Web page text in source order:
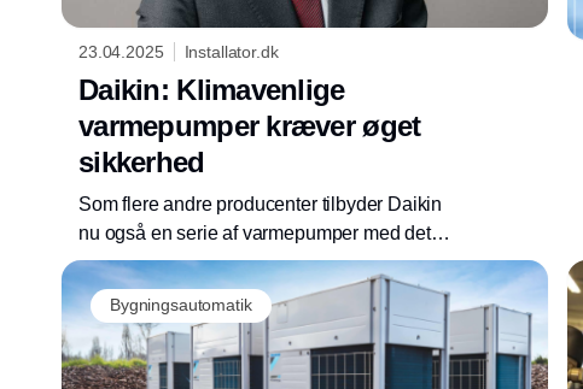
23.04.2025 Installator.dk
Daikin: Klimavenlige
varmepumper kræver øget
sikkerhed
Som flere andre producenter tilbyder Daikin
nu også en serie af varmepumper med det
klimavenlige kølemiddel R-290 propan. Men
på grund af propans brandfarlige egenskaber,
skruer Daikin op for sikkerheden og kræver
gennemførelse af et obligatorisk
træningsprogram for installatører.
Bygningsautomatik